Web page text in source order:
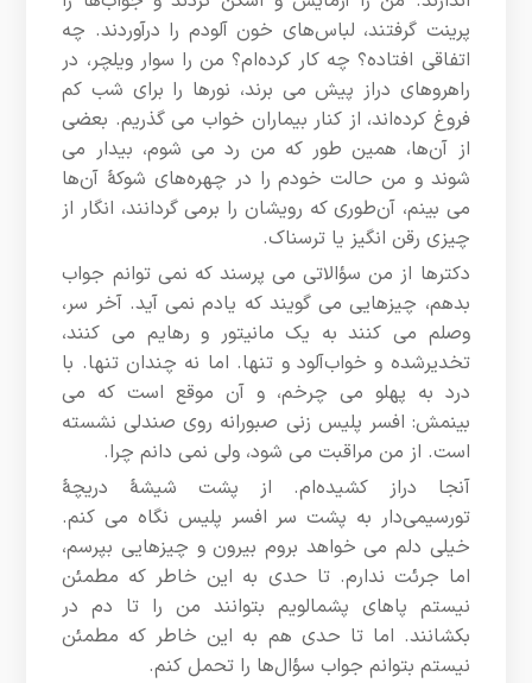
پرینت گرفتند، لباس‌های خون آلودم را درآوردند. چه
اتفاقی افتاده؟ چه‌ کار کرده‌ام؟ من را سوار ویلچر، در
راهروهای دراز پیش می برند، نورها را برای شب کم‌
فروغ کرده‌اند، از کنار بیماران خواب می گذریم. بعضی
از آن‌ها، همین‌ طور که من رد می شوم، بیدار می
شوند و من حالت خودم را در چهره‌های شوکۀ آن‌ها
می بینم، آن‌طوری که رویشان را برمی گردانند، انگار از
چیزی رقن انگیز یا ترسناک.
دکترها از من سؤالاتی می پرسند که نمی توانم جواب
بدهم، چیزهایی می گویند که یادم نمی آید. آخر سر،
وصلم می کنند به یک مانیتور و رهایم می کنند،
تخدیرشده و خواب‌آلود و تنها. اما نه‌ چندان تنها. با
درد به پهلو می چرخم، و آن موقع است که می
بینمش: افسر پلیس زنی صبورانه روی صندلی نشسته
است. از من مراقبت می شود، ولی نمی دانم چرا.
آنجا دراز کشیده‌ام. از پشت شیشۀ دریچۀ
تورسیمی‌دار به پشت سر افسر پلیس نگاه می کنم.
خیلی دلم می خواهد بروم بیرون و چیزهایی بپرسم،
اما جرئت ندارم. تا حدی به این خاطر که مطمئن
نیستم پاهای پشمالویم بتوانند من را تا دم در
بکشانند. اما تا حدی هم به این خاطر که مطمئن
نیستم بتوانم جواب سؤال‌ها را تحمل کنم.